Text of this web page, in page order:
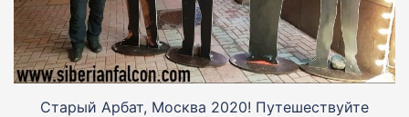
Старый Арбат, Москва 2020! Путешествуйте